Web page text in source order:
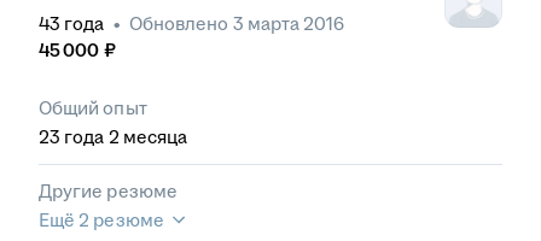
43 года • Обновлено 3 марта 2016
45 000 ₽
Общий опыт
23 года 2 месяца
Другие резюме
Ещё 2 резюме